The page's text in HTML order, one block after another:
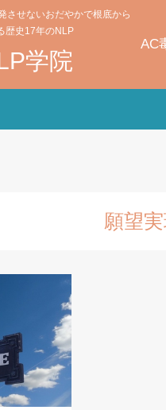
させないおだやかで根底から
歴史17年のNLP
学院
AC
願望